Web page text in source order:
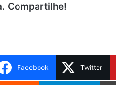
Compartilhe!
Facebook Twitter